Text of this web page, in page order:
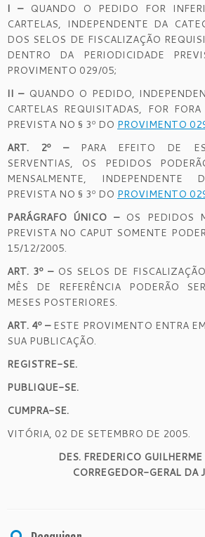
I –QUANDO O PEDIDO FOR
CARTELAS, INDEPENDENTE DA
DOS SELOS DE FISCALIZAÇÃO
DENTRO DA PERIODICIDADE
PROVIMENTO 029/05;
II –QUANDO O PEDIDO,
CARTELAS REQUISITADAS, FOR
PREVISTA NO § 3º DO PROVIMENTO
ART. 2º –PARA EFEITO DE
SERVENTIAS, OS PEDIDOS
MENSALMENTE, INDEPENDENTE
PREVISTA NO § 3º DO PROVIMENTO
PARÁGRAFO ÚNICO –OS PEDIDOS
PREVISTA NO CAPUT SOMENTE
15/12/2005.
ART. 3º –OS SELOS DE
MÊS DE REFERÊNCIA PODERÃO
MESES POSTERIORES.
ART. 4º –ESTE PROVIMENTO ENTRA
SUA PUBLICAÇÃO.
REGISTRE-SE.
PUBLIQUE-SE.
CUMPRA-SE.
VITÓRIA, 02 DE SETEMBRO DE 2005.
DES. FREDERICO
CORREGEDOR-GERAL DA